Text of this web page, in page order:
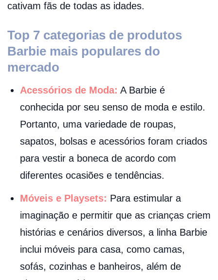
cativam fãs de todas as idades.
Top 7 categorias de produtos
Barbie mais populares do
mercado
Acessórios de Moda: A Barbie é
conhecida por seu senso de moda e estilo.
Portanto, uma variedade de roupas,
sapatos, bolsas e acessórios foram criados
para vestir a boneca de acordo com
diferentes ocasiões e tendências.
Móveis e Playsets: Para estimular a
imaginação e permitir que as crianças criem
histórias e cenários diversos, a linha Barbie
inclui móveis para casa, como camas,
sofás, cozinhas e banheiros, além de